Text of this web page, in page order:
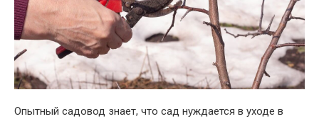
Опытный садовод знает, что сад нуждается в уходе в